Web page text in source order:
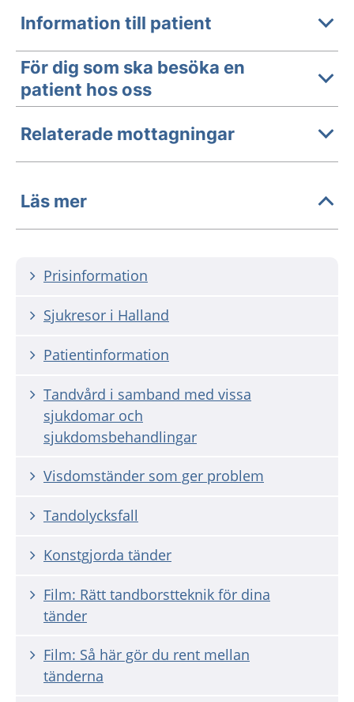
Information till patient
För dig som ska besöka en
patient hos oss
Relaterade mottagningar
Läs mer
Prisinformation
Sjukresor i Halland
Patientinformation
Tandvård i samband med vissa
sjukdomar och
sjukdomsbehandlingar
Visdomständer som ger problem
Tandolycksfall
Konstgjorda tänder
Film: Rätt tandborstteknik för dina
tänder
Film: Så här gör du rent mellan
tänderna